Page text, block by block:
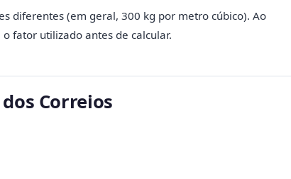
diferentes (em geral, 300 kg por metro cúbico). Ao
fator utilizado antes de calcular.
Correios